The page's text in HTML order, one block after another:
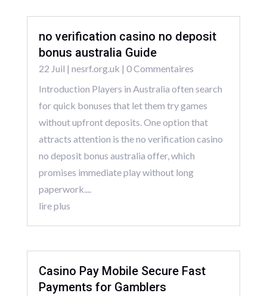
no verification casino no deposit
bonus australia Guide
22 Juil | nesrf.org.uk | 0 Commentaires
Introduction Players in Australia often search
for quick bonuses that let them try games
without upfront deposits. One option that
attracts attention is the no verification casino
no deposit bonus australia offer, which
promises immediate play without long
paperwork....
lire plus
Casino Pay Mobile Secure Fast
Payments for Gamblers